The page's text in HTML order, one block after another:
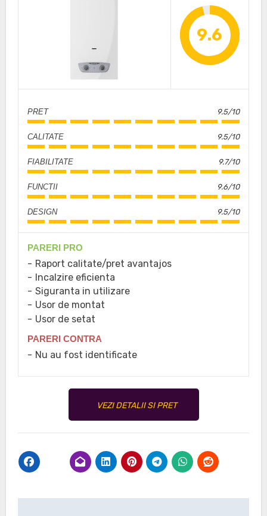
9.6
PRET 9.5/10
CALITATE 9.5/10
FIABILITATE 9.7/10
FUNCTII 9.6/10
DESIGN 9.5/10
PARERI PRO
Raport calitate/pret avantajos
Incalzire eficienta
Siguranta in utilizare
Usor de montat
Usor de setat
PARERI CONTRA
Nu au fost identificate
VEZI DETALII SI PRET